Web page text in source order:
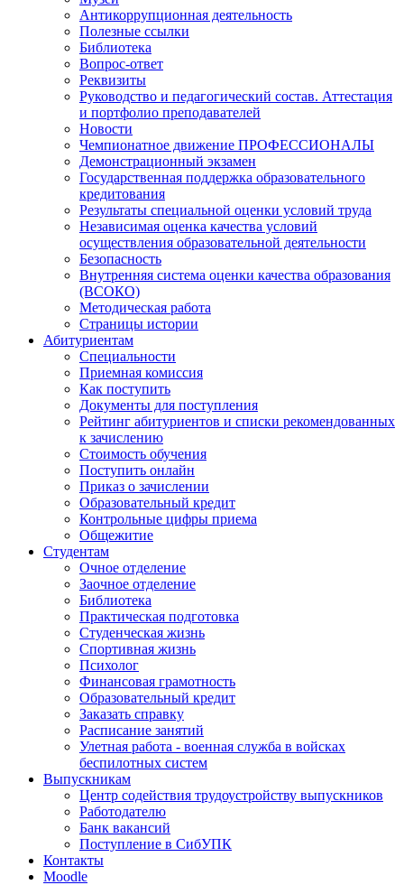
Антикоррупционная деятельность
Полезные ссылки
Библиотека
Вопрос-ответ
Реквизиты
Руководство и педагогический состав. Аттестация
и портфолио преподавателей
Новости
Чемпионатное движение ПРОФЕССИОНАЛЫ
Демонстрационный экзамен
Государственная поддержка образовательного
кредитования
Результаты специальной оценки условий труда
Независимая оценка качества условий
осуществления образовательной деятельности
Безопасность
Внутренняя система оценки качества образования
(ВСОКО)
Методическая работа
Страницы истории
Абитуриентам
Специальности
Приемная комиссия
Как поступить
Документы для поступления
Рейтинг абитуриентов и списки рекомендованных
к зачислению
Стоимость обучения
Поступить онлайн
Приказ о зачислении
Образовательный кредит
Контрольные цифры приема
Общежитие
Студентам
Очное отделение
Заочное отделение
Библиотека
Практическая подготовка
Студенческая жизнь
Спортивная жизнь
Психолог
Финансовая грамотность
Образовательный кредит
Заказать справку
Расписание занятий
Улетная работа - военная служба в войсках
беспилотных систем
Выпускникам
Центр содействия трудоустройству выпускников
Работодателю
Банк вакансий
Поступление в СибУПК
Контакты
Moodle